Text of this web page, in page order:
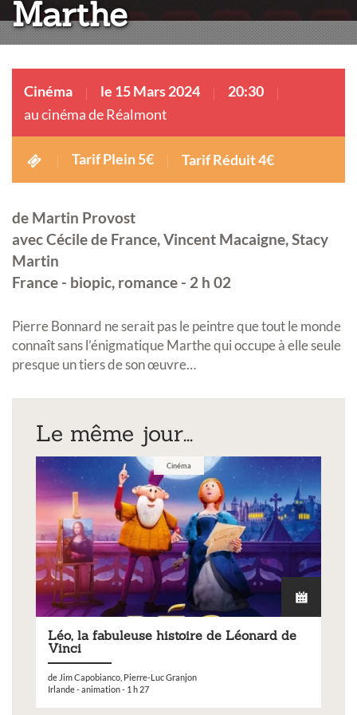
Marthe
Cinéma le 15 Mars 2024
20:30
au cinéma de Réalmont
Tarif Plein 5€ Tarif Réduit 4€
de Martin Provost
avec Cécile de France, Vincent Macaigne, Stacy
Martin
France - biopic, romance - 2 h 02
Pierre Bonnard ne serait pas le peintre que tout le monde
connaît sans l’énigmatique Marthe qui occupe à elle seule
presque un tiers de son œuvre…
Le même jour...
Cinéma
Léo, la fabuleuse histoire de Léonard de
Vinci
de Jim Capobianco, Pierre-Luc Granjon
Irlande - animation - 1 h 27